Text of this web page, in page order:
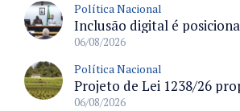
Política Nacional
06/08/2026
Política Nacional
06/08/2026